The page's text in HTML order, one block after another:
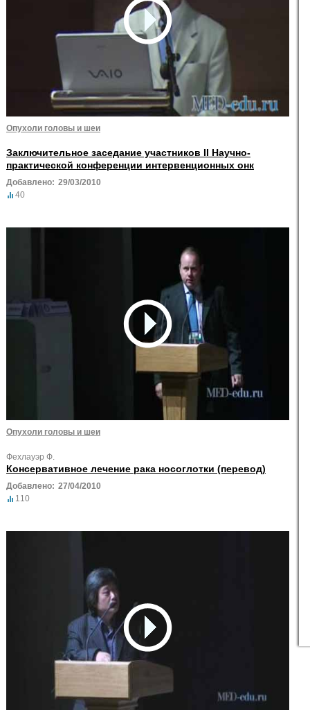
Опухоли головы и шеи
Заключительное заседание участников II Научно-
практической конференции интервенционных онк
Добавлено: 29/03/2010
40
Опухоли головы и шеи
Фехлауэр Ф.
Консервативное лечение рака носоглотки (перевод)
Добавлено: 27/04/2010
110